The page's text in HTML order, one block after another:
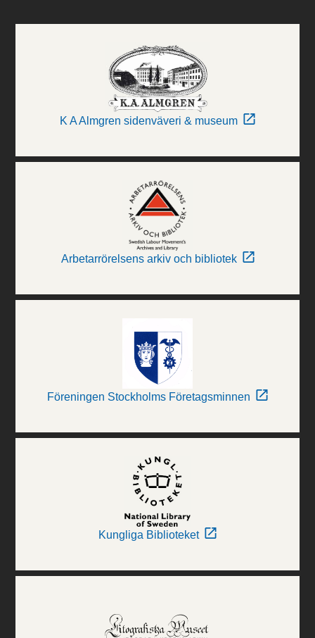
K A Almgren sidenväveri & museum
Arbetarrörelsens arkiv och bibliotek
Föreningen Stockholms Företagsminnen
Kungliga Biblioteket